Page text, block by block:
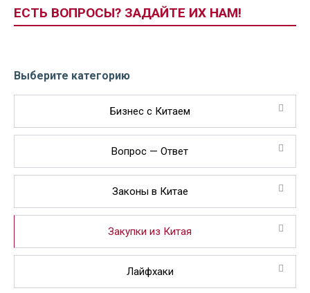
ЕСТЬ ВОПРОСЫ? ЗАДАЙТЕ ИХ НАМ!
Выберите категорию
Бизнес с Китаем
Вопрос — Ответ
Законы в Китае
Закупки из Китая
Лайфхаки